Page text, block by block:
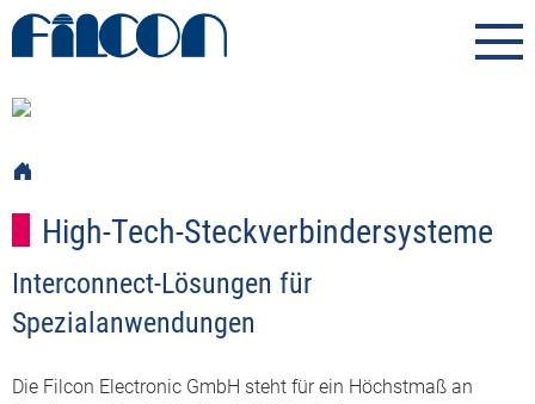
High-Tech-Steckverbindersysteme
Interconnect-Lösungen für
Spezialanwendungen
Die Filcon Electronic GmbH steht für ein Höchstmaß an